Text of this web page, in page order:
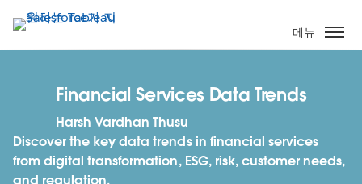
요
콘
뛰
메뉴
Financial Services Data Trends
Harsh Vardhan Thusu
Discover the key data trends in financial services
from digital transformation, ESG, risk, customer needs,
and regulation.